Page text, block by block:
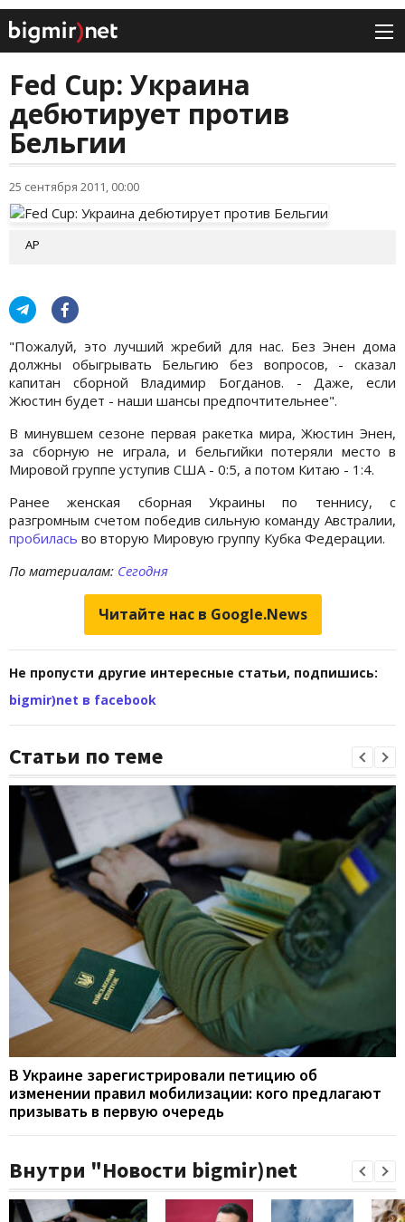
Fed Cup: Украина
дебютирует против
Бельгии
25 сентября 2011, 00:00
AP
"Пожалуй, это лучший жребий для нас. Без Энен дома
должны обыгрывать Бельгию без вопросов, - сказал
капитан сборной Владимир Богданов. - Даже, если
Жюстин будет - наши шансы предпочтительнее".
В минувшем сезоне первая ракетка мира, Жюстин Энен,
за сборную не играла, и бельгийки потеряли место в
Мировой группе уступив США - 0:5, а потом Китаю - 1:4.
Ранее женская сборная Украины по теннису, с
разгромным счетом победив сильную команду Австралии,
пробилась во вторую Мировую группу Кубка Федерации.
По материалам: Сегодня
Читайте нас в Google.News
Не пропусти другие интересные статьи, подпишись:
bigmir)net в facebook
Статьи по теме
В Украине зарегистрировали петицию об
изменении правил мобилизации: кого предлагают
призывать в первую очередь
Внутри "Новости bigmir)net